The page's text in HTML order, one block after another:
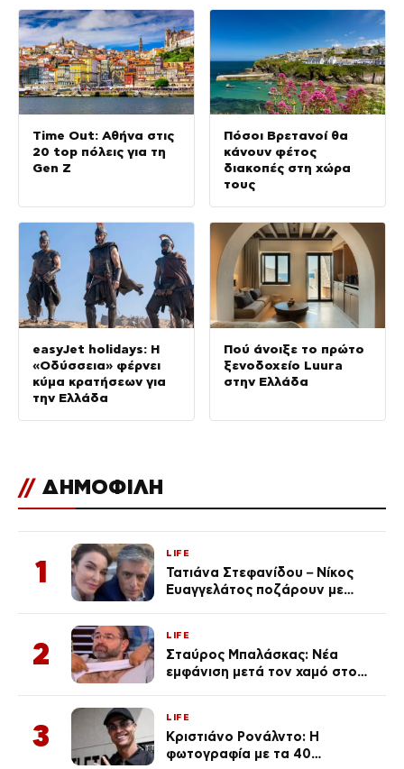
Time Out: Αθήνα στις
20 top πόλεις για τη
Gen Z
Πόσοι Βρετανοί θα
κάνουν φέτος
διακοπές στη χώρα
τους
easyJet holidays: Η
«Οδύσσεια» φέρνει
κύμα κρατήσεων για
την Ελλάδα
Πού άνοιξε το πρώτο
ξενοδοχείο Luura
στην Ελλάδα
// ΔΗΜΟΦΙΛΗ
1
LIFE
Τατιάνα Στεφανίδου – Νίκος
Ευαγγελάτος ποζάρουν με
2
LIFE
Σταύρος Μπαλάσκας: Νέα
εμφάνιση μετά τον χαμό στο
3
LIFE
Κριστιάνο Ρονάλντο: Η
φωτογραφία με τα 40